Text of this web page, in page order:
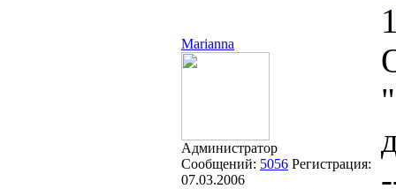
Marianna
Администратор
Сообщений: 5056 Регистрация:
07.03.2006